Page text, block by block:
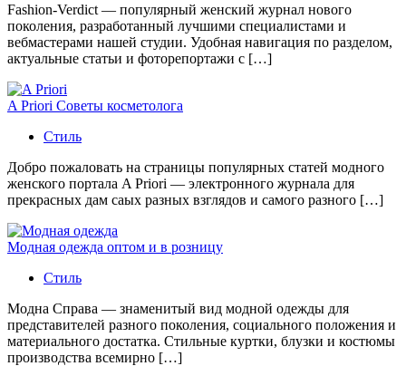
Fashion-Verdict — популярный женский журнал нового
поколения, разработанный лучшими специалистами и
вебмастерами нашей студии. Удобная навигация по разделом,
актуальные статьи и фоторепортажи с […]
A Priori Советы косметолога
Стиль
Добро пожаловать на страницы популярных статей модного
женского портала A Priori — электронного журнала для
прекрасных дам саых разных взглядов и самого разного […]
Модная одежда оптом и в розницу
Стиль
Модна Справа — знаменитый вид модной одежды для
представителей разного поколения, социального положения и
материального достатка. Стильные куртки, блузки и костюмы
производства всемирно […]